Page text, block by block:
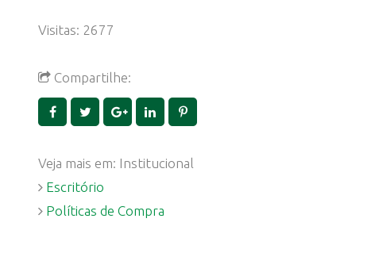
Visitas: 2677
Compartilhe:
Veja mais em: Institucional
Escritório
Políticas de Compra